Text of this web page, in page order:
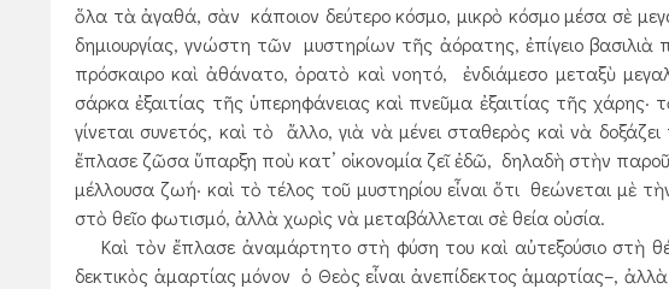
ὅλα τὰ ἀγαθά, σὰν κάποιον δεύτερο κόσμο, μικρὸ κόσμο μέσα σὲ
δημιουργίας, γνώστη τῶν μυστηρίων τῆς ἀόρατης, ἐπίγειο
πρόσκαιρο καὶ ἀθάνατο, ὁρατὸ καὶ νοητό, ἐνδιάμεσο μεταξὺ
σάρκα ἐξαιτίας τῆς ὑπερηφάνειας καὶ πνεῦμα ἐξαιτίας τῆς
γίνεται συνετός, καὶ τὸ ἄλλο, γιὰ νὰ μένει σταθερὸς καὶ νὰ
ἔπλασε ζῶσα ὕπαρξη ποὺ κατ’ οἰκονομία ζεῖ ἐδῶ, δηλαδὴ στὴν
μέλλουσα ζωή· καὶ τὸ τέλος τοῦ μυστηρίου εἶναι ὅτι θεώνεται μὲ
στὸ θεῖο φωτισμό, ἀλλὰ χωρὶς νὰ μεταβάλλεται σὲ θεία οὐσία.
Καὶ τὸν ἔπλασε ἀναμάρτητο στὴ φύση του καὶ αὐτεξούσιο στὴ
δεκτικὸς ἁμαρτίας μόνον ὁ Θεὸς εἶναι ἀνεπίδεκτος ἁμαρτίας–,